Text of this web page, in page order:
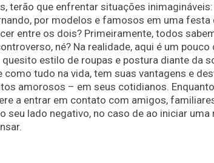
terão que enfrentar situações
por modelos e famosos em uma
entre os dois? Primeiramente, todos
né? Na realidade, aqui é um
estilo de roupas e postura diante da
como tudo na vida, tem suas vantagens e
amorosos – em seus cotidianos.
a entrar em contato com amigos,
seu lado negativo, no caso de ao iniciar